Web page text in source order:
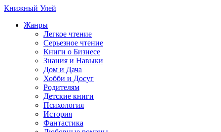
Книжный Улей
Жанры
Легкое чтение
Серьезное чтение
Книги о Бизнесе
Знания и Навыки
Дом и Дача
Хобби и Досуг
Родителям
Детские книги
Психология
История
Фантастика